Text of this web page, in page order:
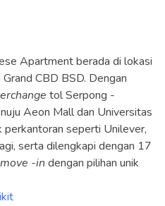
Apartmentberada di lokasi
CBD BSD. Dengan
tol Serpong -
Aeon Mall dan Universitas
seperti Unilever,
serta dilengkapi dengan 17
-in dengan pilihan unik